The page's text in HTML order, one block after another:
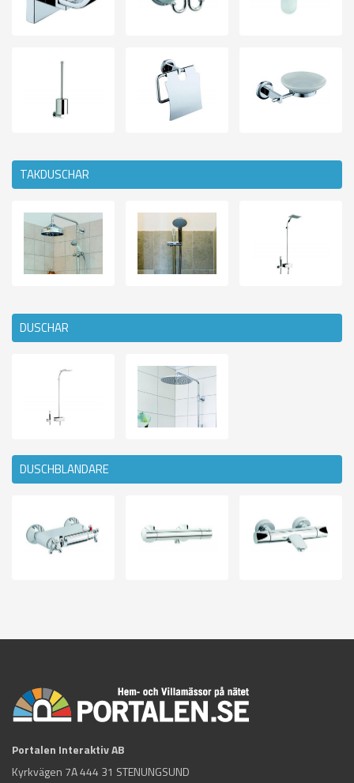
TAKDUSCHAR
DUSCHAR
DUSCHBLANDARE
Portalen Interaktiv AB
Kyrkvägen 7A 444 31 STENUNGSUND